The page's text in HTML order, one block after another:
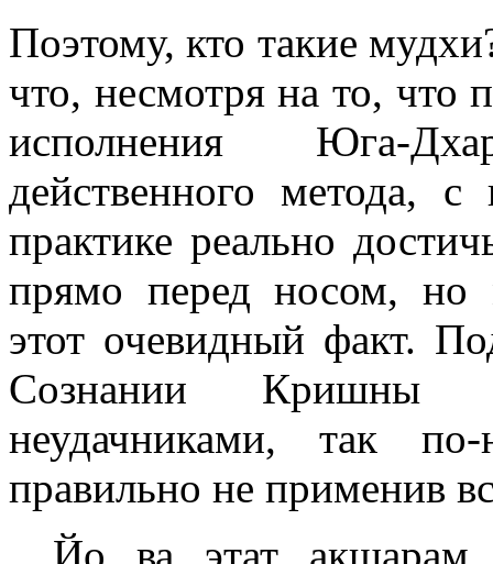
Поэтому, кто такие
что, несмотря на то, что
исполнения Юга-
действенного метода,
практике реально
прямо перед носом, но
этот очевидный факт.
Сознании Кришны
неудачниками, так
правильно не применив